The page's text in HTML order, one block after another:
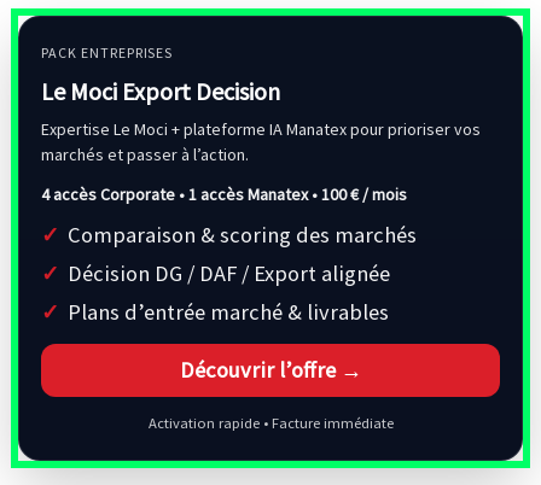
PACK ENTREPRISES
Le Moci Export Decision
Expertise Le Moci + plateforme IA Manatex pour prioriser vos
marchés et passer à l’action.
4 accès Corporate • 1 accès Manatex •100 € / mois
Comparaison & scoring des marchés
Décision DG / DAF / Export alignée
Plans d’entrée marché & livrables
Découvrir l’offre →
Activation rapide • Facture immédiate